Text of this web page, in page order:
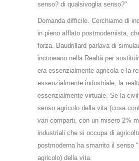
senso? di qualsivoglia senso?"
Domanda difficile. Cerchiamo di
in pieno afflato postmodernista,
forza. Baudrillard parlava di
incuneano nella Realtà per
era essenzialmente agricola e la
essenzialmente industriale, la
essenzialmente virtuale. Se la
senso agricolo della vita (cosa
vari comparti, con un misero 2%
industriali che si occupa di
postmoderna ha smarrito il senso
agricolo) della vita.